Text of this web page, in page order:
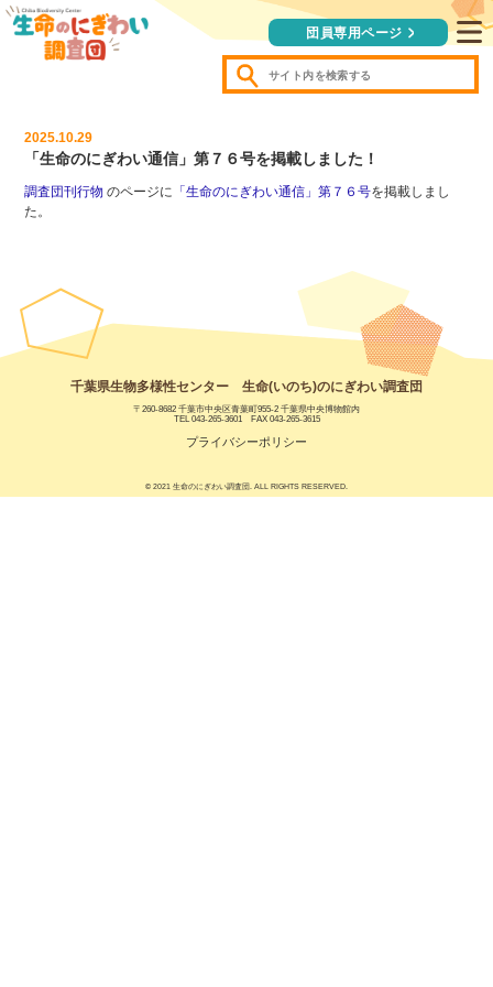
団員専用ページ
2025.10.29
「生命のにぎわい通信」第７６号を掲載しました！
調査団刊行物 のページに 「生命のにぎわい通信」第７６号を掲載しまし
た。
千葉県生物多様性センター 生命(いのち)のにぎわい調査団
〒260-8682 千葉市中央区青葉町955-2 千葉県中央博物館内
TEL 043-265-3601FAX 043-265-3615
プライバシーポリシー
© 2021 生命のにぎわい調査団. ALL RIGHTS RESERVED.